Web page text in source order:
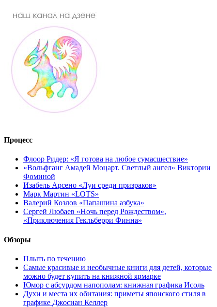
Процесс
Флоор Ридер: «Я готова на любое сумасшествие»
«Вольфганг Амадей Моцарт. Светлый ангел» Виктории
Фоминой
Изабель Арсено «Луи среди призраков»
Марк Мартин «LOTS»
Валерий Козлов «Папашина азбука»
Сергей Любаев «Ночь перед Рождеством»,
«Приключения Гекльберри Финна»
Обзоры
Плыть по течению
Самые красивые и необычные книги для детей, которые
можно будет купить на книжной ярмарке
Юмор с абсурдом напополам: книжная графика Исоль
Духи и места их обитания: приметы японского стиля в
графике Джосиан Келлер